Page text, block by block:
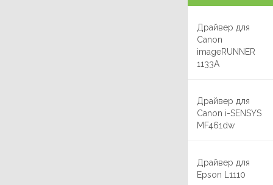
Драйвер для
Canon
imageRUNNER
1133A
Драйвер для
Canon i-SENSYS
MF461dw
Драйвер для
Epson L1110